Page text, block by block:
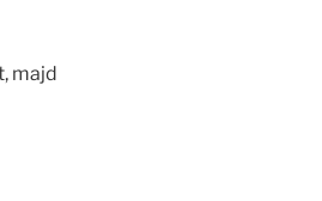
majd